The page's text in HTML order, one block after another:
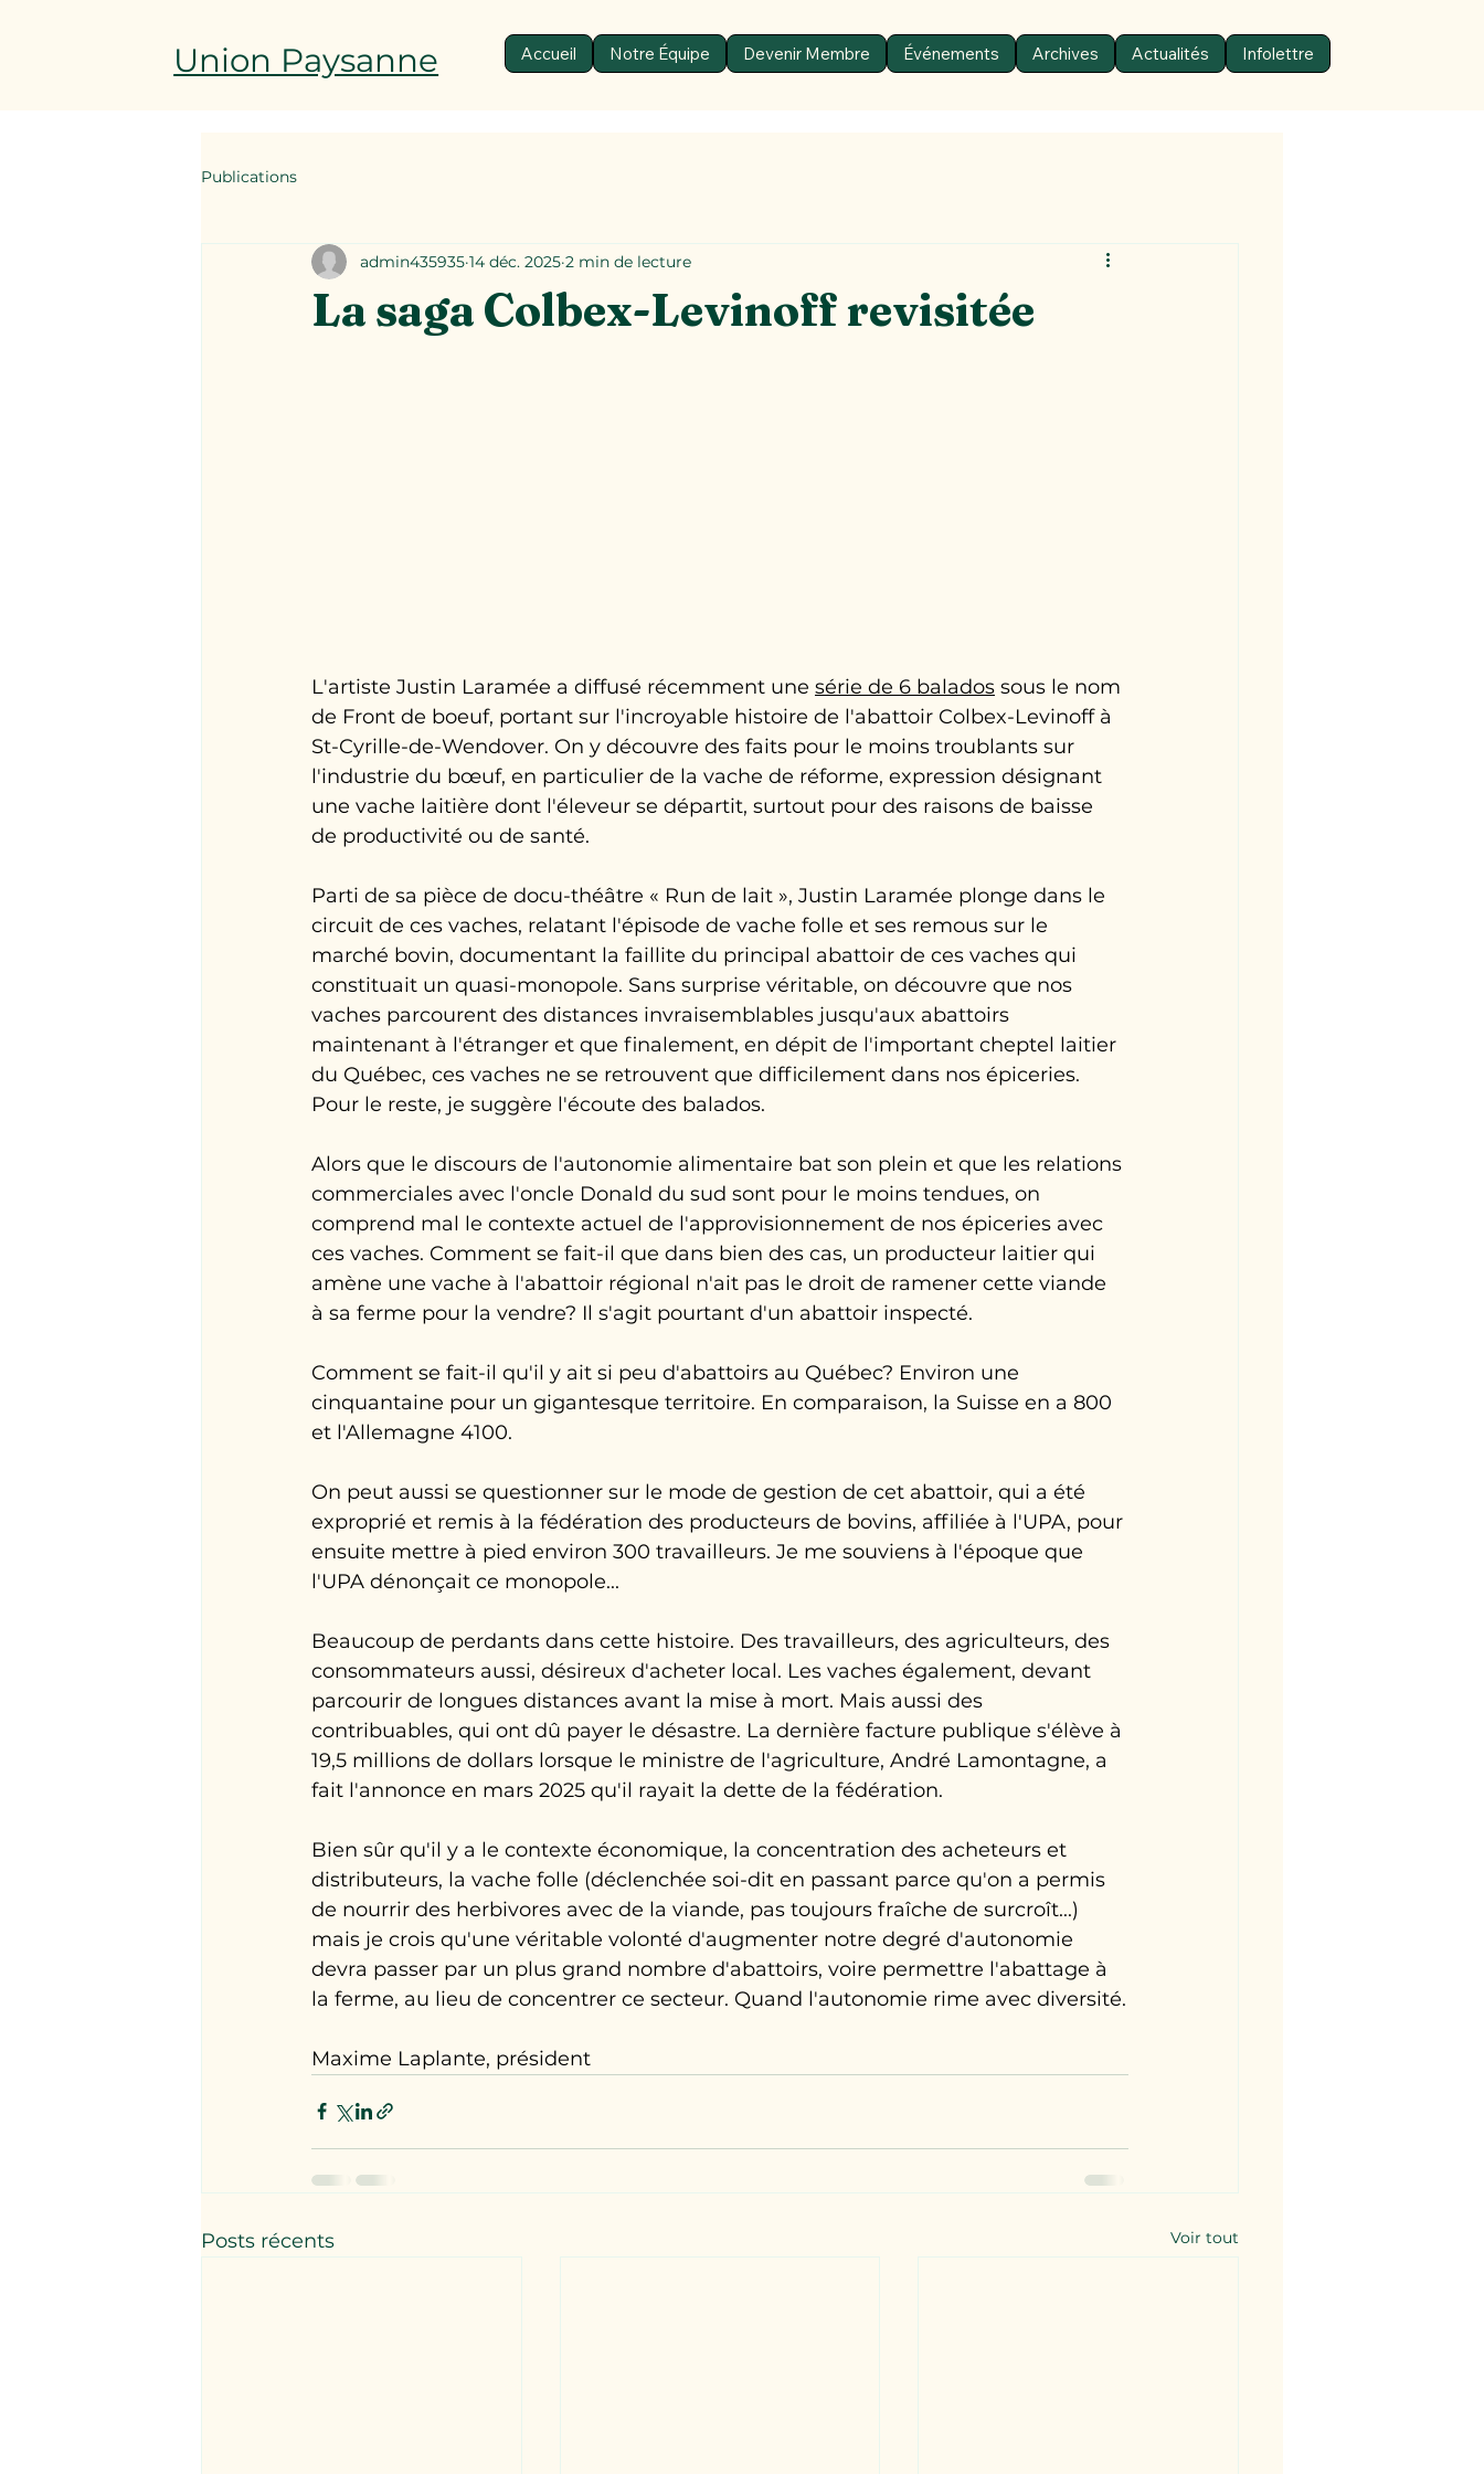
Union Paysanne Accueil Notre Équipe Devenir Membre Événements Archives Actualités Infolettre
Publications
La saga Colbex-Levinoff revisitée
admin435935 14 déc. 2025 2 min de lecture
L'artiste Justin Laramée a diffusé récemment une série de 6 balados sous le nom
de Front de boeuf, portant sur l'incroyable histoire de l'abattoir Colbex-Levinoff à
St-Cyrille-de-Wendover. On y découvre des faits pour le moins troublants sur
l'industrie du bœuf, en particulier de la vache de réforme, expression désignant
une vache laitière dont l'éleveur se départit, surtout pour des raisons de baisse
de productivité ou de santé.
Parti de sa pièce de docu-théâtre « Run de lait », Justin Laramée plonge dans le
circuit de ces vaches, relatant l'épisode de vache folle et ses remous sur le
marché bovin, documentant la faillite du principal abattoir de ces vaches qui
constituait un quasi-monopole. Sans surprise véritable, on découvre que nos
vaches parcourent des distances invraisemblables jusqu'aux abattoirs
maintenant à l'étranger et que finalement, en dépit de l'important cheptel laitier
du Québec, ces vaches ne se retrouvent que difficilement dans nos épiceries.
Pour le reste, je suggère l'écoute des balados.
Alors que le discours de l'autonomie alimentaire bat son plein et que les relations
commerciales avec l'oncle Donald du sud sont pour le moins tendues, on
comprend mal le contexte actuel de l'approvisionnement de nos épiceries avec
ces vaches. Comment se fait-il que dans bien des cas, un producteur laitier qui
amène une vache à l'abattoir régional n'ait pas le droit de ramener cette viande
à sa ferme pour la vendre? Il s'agit pourtant d'un abattoir inspecté.
Comment se fait-il qu'il y ait si peu d'abattoirs au Québec? Environ une
cinquantaine pour un gigantesque territoire. En comparaison, la Suisse en a 800
et l'Allemagne 4100.
On peut aussi se questionner sur le mode de gestion de cet abattoir, qui a été
exproprié et remis à la fédération des producteurs de bovins, affiliée à l'UPA, pour
ensuite mettre à pied environ 300 travailleurs. Je me souviens à l'époque que
l'UPA dénonçait ce monopole...
Beaucoup de perdants dans cette histoire. Des travailleurs, des agriculteurs, des
consommateurs aussi, désireux d'acheter local. Les vaches également, devant
parcourir de longues distances avant la mise à mort. Mais aussi des
contribuables, qui ont dû payer le désastre. La dernière facture publique s'élève à
19,5 millions de dollars lorsque le ministre de l'agriculture, André Lamontagne, a
fait l'annonce en mars 2025 qu'il rayait la dette de la fédération.
Bien sûr qu'il y a le contexte économique, la concentration des acheteurs et
distributeurs, la vache folle (déclenchée soi-dit en passant parce qu'on a permis
de nourrir des herbivores avec de la viande, pas toujours fraîche de surcroît...)
mais je crois qu'une véritable volonté d'augmenter notre degré d'autonomie
devra passer par un plus grand nombre d'abattoirs, voire permettre l'abattage à
la ferme, au lieu de concentrer ce secteur. Quand l'autonomie rime avec diversité.
Maxime Laplante, président
Posts récents Voir tout